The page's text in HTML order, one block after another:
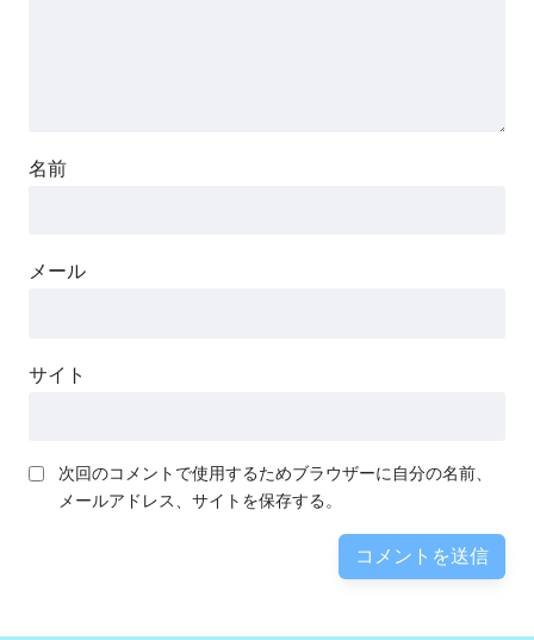
名前
メール
サイト
次回のコメントで使用するためブラウザーに自分の名前、
メールアドレス、サイトを保存する。